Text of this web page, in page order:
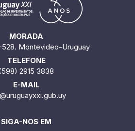
MORADA
528. Montevideo-Uruguay
TELEFONE
2915 3838
E-MAIL
SIGA-NOS EM